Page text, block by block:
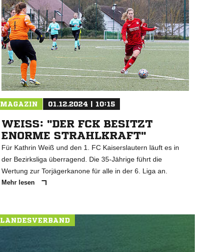
MAGAZIN 01.12.2024 | 10:15
WEISS: "DER FCK BESITZT E
NORME STRAHLKRAFT"
Für Kathrin Weiß und den 1. FC Kaiserslautern läuft es in
der Bezirksliga überragend. Die 35-Jährige führt die
Wertung zur Torjägerkanone für alle in der 6. Liga an.
Mehr lesen
LANDESVERBAND